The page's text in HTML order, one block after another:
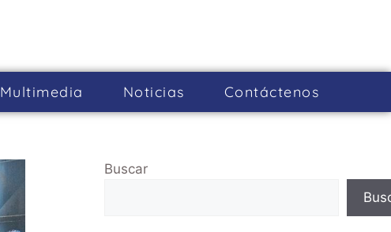
Multimedia Noticias Cont­áctenos
Buscar